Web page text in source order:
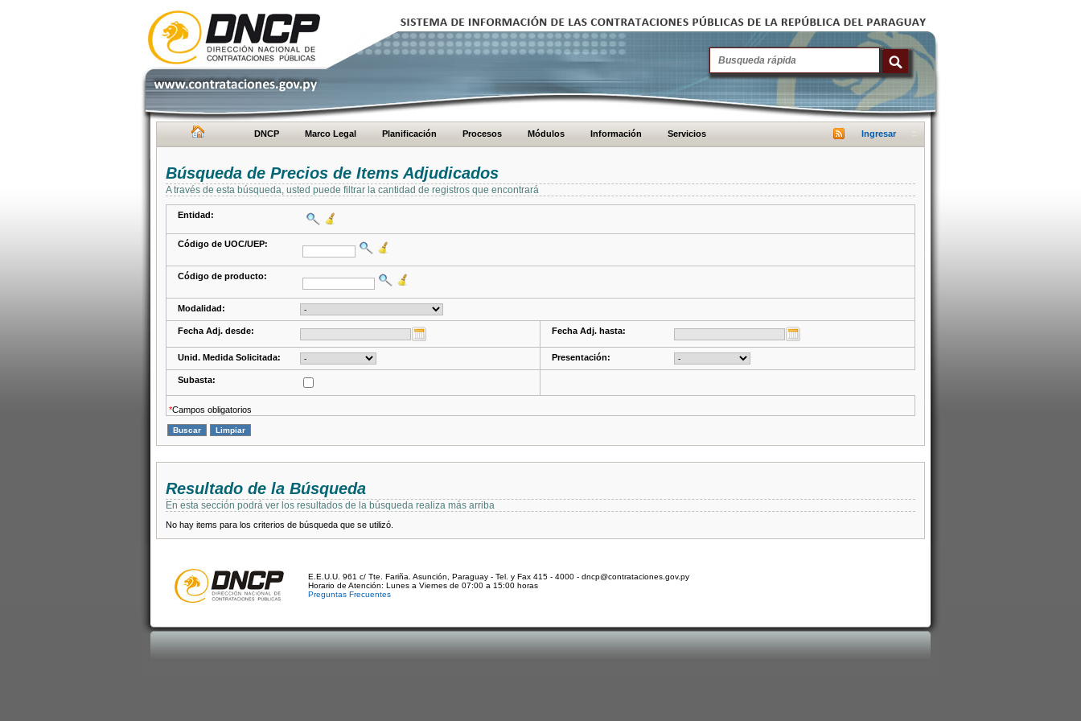
DNCP Marco Legal Planificación Procesos Módulos Información Servicios Ingresar
Búsqueda de Precios de Items Adjudicados
A través de esta búsqueda, usted puede filtrar la cantidad de registros que encontrará
Entidad:
Código de UOC/UEP:
Código de producto:
Modalidad:
Fecha Adj. desde: Fecha Adj. hasta:
Unid. Medida Solicitada: Presentación:
Subasta:
*Campos obligatorios
Resultado de la Búsqueda
En esta sección podrá ver los resultados de la búsqueda realiza más arriba
No hay items para los criterios de búsqueda que se utilizó.
E.E.U.U. 961 c/ Tte. Fariña. Asunción, Paraguay - Tel. y Fax 415 - 4000 - dncp@contrataciones.gov.py
Horario de Atención: Lunes a Viernes de 07:00 a 15:00 horas
Preguntas Frecuentes